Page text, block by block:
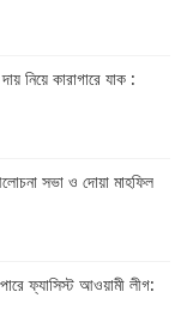
নিয়ে কারাগারে যাক :
সভা ও দোয়া মাহফিল
ফ্যাসিস্ট আওয়ামী লীগ: